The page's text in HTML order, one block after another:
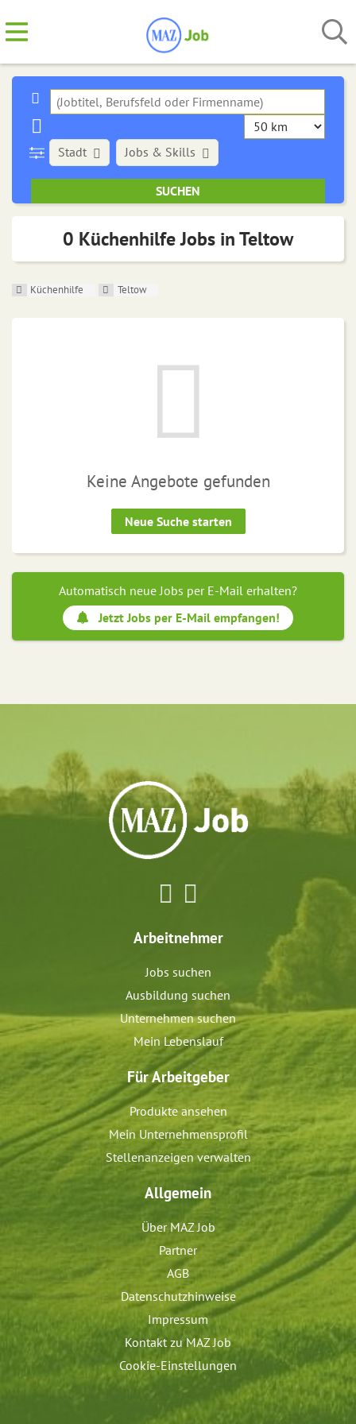
Stadt Jobs & Skills
0 Küchenhilfe Jobs in Teltow
Küchenhilfe Teltow
Keine Angebote gefunden
Neue Suche starten
Automatisch neue Jobs per E-Mail erhalten?
Jetzt Jobs per E-Mail empfangen!
Arbeitnehmer
Jobs suchen
Ausbildung suchen
Unternehmen suchen
Mein Lebenslauf
Für Arbeitgeber
Produkte ansehen
Mein Unternehmensprofil
Stellenanzeigen verwalten
Allgemein
Über MAZ Job
Partner
AGB
Datenschutzhinweise
Impressum
Kontakt zu MAZ Job
Cookie-Einstellungen